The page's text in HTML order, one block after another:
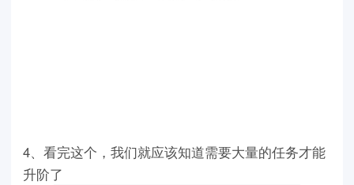
4、看完这个，我们就应该知道需要大量的任务才能
升阶了